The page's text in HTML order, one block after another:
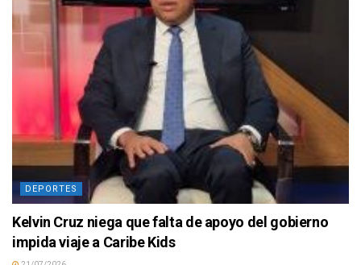
DEPORTES
Kelvin Cruz niega que falta de apoyo del gobierno
impida viaje a Caribe Kids